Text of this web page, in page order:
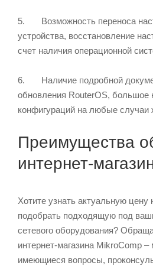
5. Возможность переноса
устройства, восстановление
счет наличия операционной
6. Наличие подробной
обновления RouterOS, большое
конфигураций на любые случаи
Преимущества
интернет-
Хотите узнать актуальную цену
подобрать подходящую под
сетевого оборудования?
интернет-магазина MikroComp
имеющиеся вопросы,